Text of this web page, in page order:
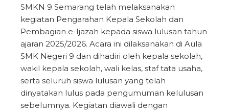
SMKN 9 Semarang telah melaksanakan
kegiatan Pengarahan Kepala Sekolah dan
Pembagian e-Ijazah kepada siswa lulusan tahun
ajaran 2025/2026. Acara ini dilaksanakan di Aula
SMK Negeri 9 dan dihadiri oleh kepala sekolah,
wakil kepala sekolah, wali kelas, staf tata usaha,
serta seluruh siswa lulusan yang telah
dinyatakan lulus pada pengumuman kelulusan
sebelumnya. Kegiatan diawali dengan